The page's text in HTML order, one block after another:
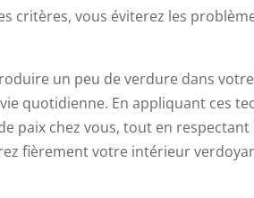
critères, vous éviterez les
un peu de verdure dans
quotidienne. En appliquant ces
paix chez vous, tout en
fièrement votre intérieur